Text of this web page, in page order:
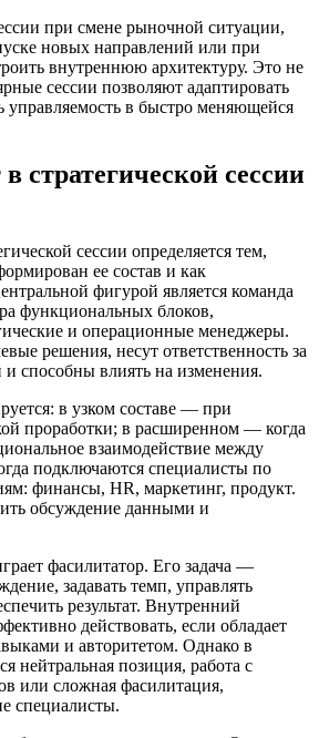
при смене рыночной ситуации,
новых направлений или при
внутреннюю архитектуру. Это не
сессии позволяют адаптировать
управляемость в быстро меняющейся
стратегической сессии
сессии определяется тем,
ее состав и как
фигурой является команда
функциональных блоков,
и операционные менеджеры.
решения, несут ответственность за
и способны влиять на изменения.
в узком составе — при
проработки; в расширенном — когда
взаимодействие между
подключаются специалисты по
финансы, HR, маркетинг, продукт.
обсуждение данными и
фасилитатор. Его задача —
задавать темп, управлять
результат. Внутренний
действовать, если обладает
и авторитетом. Однако в
нейтральная позиция, работа с
или сложная фасилитация,
специалисты.